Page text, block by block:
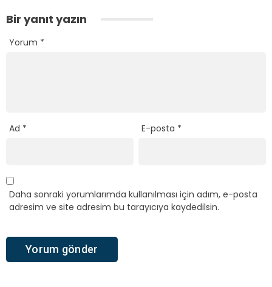
Bir yanıt yazın
Yorum *
Ad * E-posta *
Daha sonraki yorumlarımda kullanılması için adım, e-posta
adresim ve site adresim bu tarayıcıya kaydedilsin.